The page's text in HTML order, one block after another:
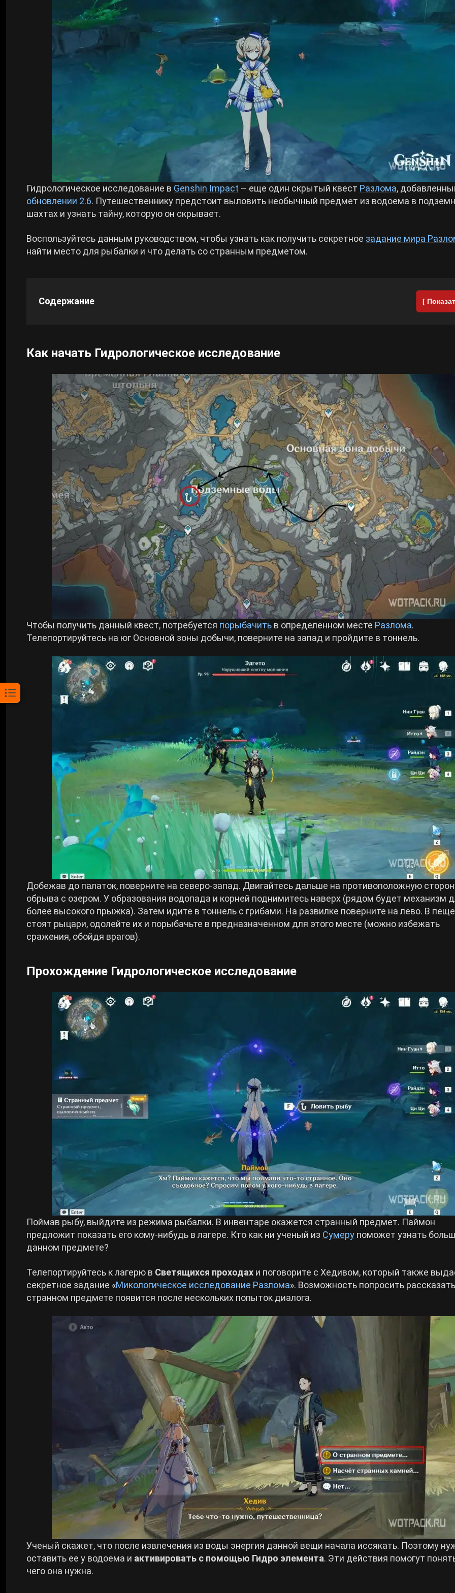
Crimson Desert
Zenless Zone Zero
Kingdom Come: Deliverance 2
Path of Exile 2
Roblox
Hogwarts Legacy
Cyberpunk 2077
Билды Arknights: Endfield
Билды Wuthering Waves
Гидрологическое исследование в Genshin Impact – еще один скрытый квест Разлома,
обновлении 2.6. Путешественнику предстоит выловить необычный предмет из водоема в
шахтах и узнать тайну, которую он скрывает.
Воспользуйтесь данным руководством, чтобы узнать как получить секретное задание мира
найти место для рыбалки и что делать со странным предметом.
Содержание [
Как начать Гидрологическое исследование
Чтобы получить данный квест, потребуется порыбачить в определенном месте Разлома.
Телепортируйтесь на юг Основной зоны добычи, поверните на запад и пройдите в тоннель.
Добежав до палаток, поверните на северо-запад. Двигайтесь дальше на противоположную
обрыва с озером. У образования водопада и корней поднимитесь наверх (рядом будет механизм
более высокого прыжка). Затем идите в тоннель с грибами. На развилке поверните на лево. В
стоят рыцари, одолейте их и порыбачьте в предназначенном для этого месте (можно избежать
сражения, обойдя врагов).
Прохождение Гидрологическое исследование
Поймав рыбу, выйдите из режима рыбалки. В инвентаре окажется странный предмет. Паймон
предложит показать его кому-нибудь в лагере. Кто как ни ученый из Сумеру поможет узнать
данном предмете?
Телепортируйтесь к лагерю в Светящихся проходах и поговорите с Хедивом, который также
секретное задание «Микологическое исследование Разлома». Возможность попросить
странном предмете появится после нескольких попыток диалога.
Ученый скажет, что после извлечения из воды энергия данной вещи начала иссякать. Поэтому
оставить ее у водоема и активировать с помощью Гидро элемента. Эти действия помогут
чего она нужна.